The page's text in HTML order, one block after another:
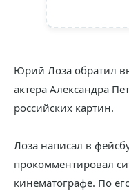
Юрий Лоза обратил
актера Александра
российских картин.
Лоза написал в
прокомментировал
кинематографе. По